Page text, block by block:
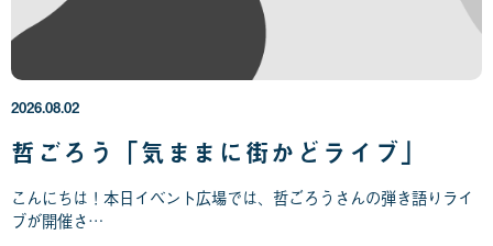
哲ごろう「気ままに街かどライブ」
こんにちは！本日イベント広場では、哲ごろうさんの弾き語りライ
ブが開催さ…
2026.08.02
0
6
年
0
8
月
2
日